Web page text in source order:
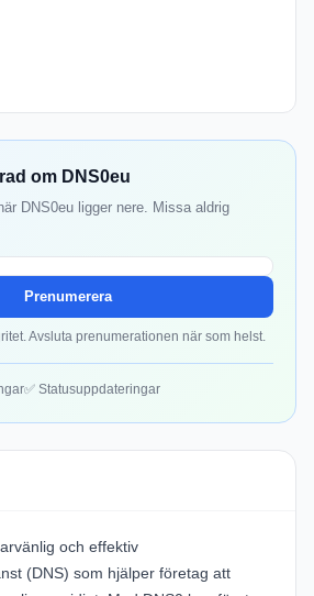
om DNS0eu
DNS0eu ligger nere. Missa aldrig
Prenumerera
Avsluta prenumerationen när som helst.
✅ Statusuppdateringar
och effektiv
(DNS) som hjälper företag att